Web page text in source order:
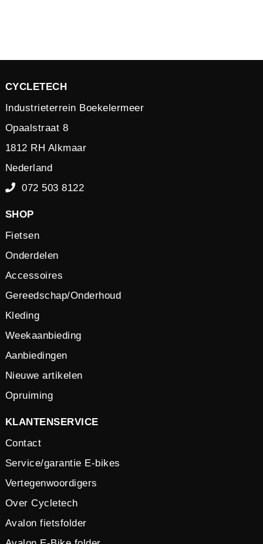
CYCLETECH
Industrieterrein Boekelermeer
Opaalstraat 8
1812 RH Alkmaar
Nederland
072 503 8122
SHOP
Fietsen
Onderdelen
Accessoires
Gereedschap/Onderhoud
Kleding
Weekaanbieding
Aanbiedingen
Nieuwe artikelen
Opruiming
KLANTENSERVICE
Contact
Service/garantie E-bikes
Vertegenwoordigers
Over Cycletech
Avalon fietsfolder